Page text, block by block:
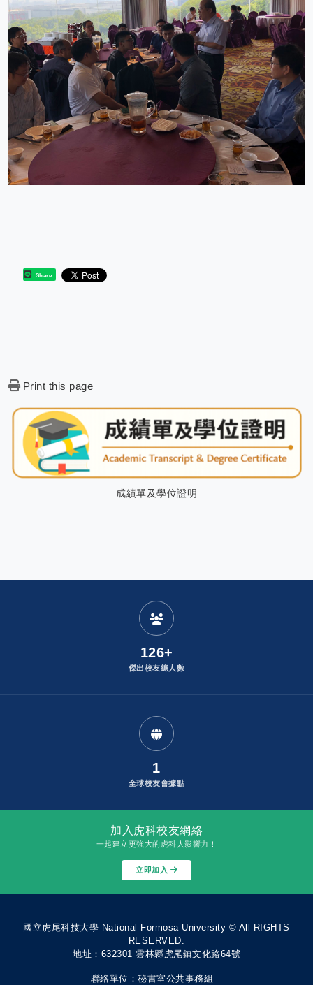
Share
Print this page
成績單及學位證明
發布者：
126+
傑出校友總人數
1
全球校友會據點
加入虎科校友網絡
一起建立更強大的虎科人影響力！
立即加入
國立虎尾科技大學 National Formosa University © All RIGHTS
RESERVED.
地址：632301 雲林縣虎尾鎮文化路64號
聯絡單位：秘書室公共事務組